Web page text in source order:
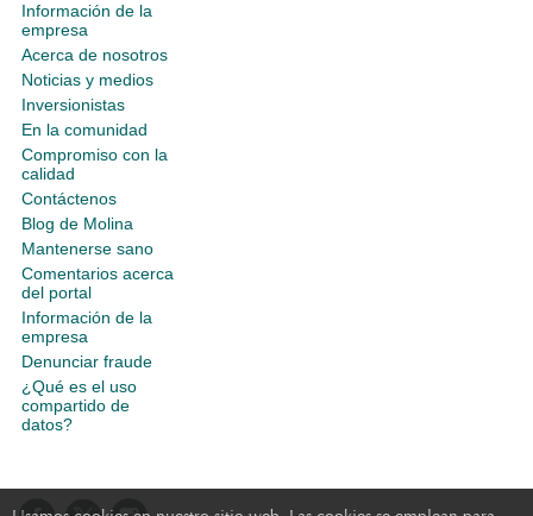
Información de la
empresa
Acerca de nosotros
Noticias y medios
Inversionistas
En la comunidad
Compromiso con la
calidad
Contáctenos
Blog de Molina
Mantenerse sano
Comentarios acerca
del portal
Información de la
empresa
Denunciar fraude
¿Qué es el uso
compartido de
datos?